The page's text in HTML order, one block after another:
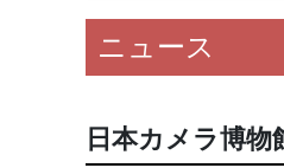
ニュース
日本カメラ博